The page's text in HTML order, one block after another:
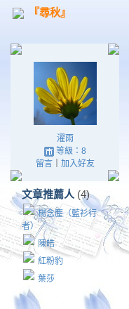
『尋秋』
濯雨
等級：8
留言｜ 加入好友
文章推薦人 (4)
楊念塵（藍衫行
者）
陳皓
紅粉豹
葉莎